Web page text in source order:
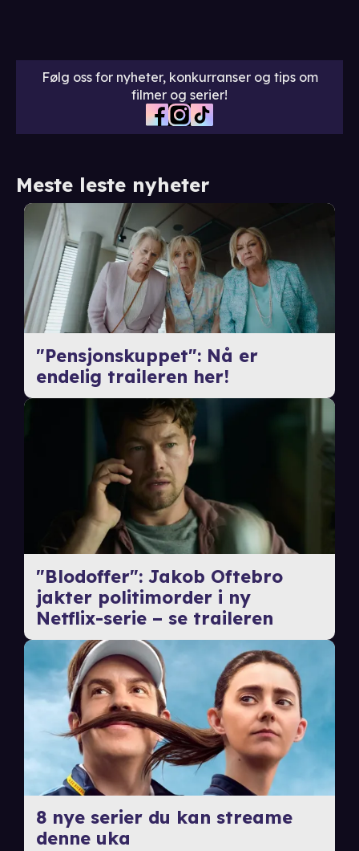
Følg oss for nyheter, konkurranser og tips om
filmer og serier!
Meste leste nyheter
"Pensjonskuppet": Nå er
endelig traileren her!
"Blodoffer": Jakob Oftebro
jakter politimorder i ny
Netflix-serie – se traileren
8 nye serier du kan streame
denne uka